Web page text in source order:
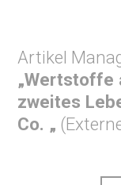
Artikel
„Wertstoffe
zweites
Co. „